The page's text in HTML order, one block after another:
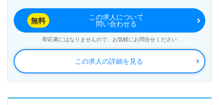
社会福祉法人札幌蒼生会（本部：北海道札幌市）様の
運営です。北海道を中心に特別養護老人ホーム、デイ
サービス、小規模多機能型居宅介護、グループホー
ム、居宅介護支援事業を展開されています。
◎デイサービス、小規模多機能、グループホーム、居
この求人の詳細を見る
無料
この求人について
問い合わせる
即応募にはなりませんので、お気軽にお問合せください